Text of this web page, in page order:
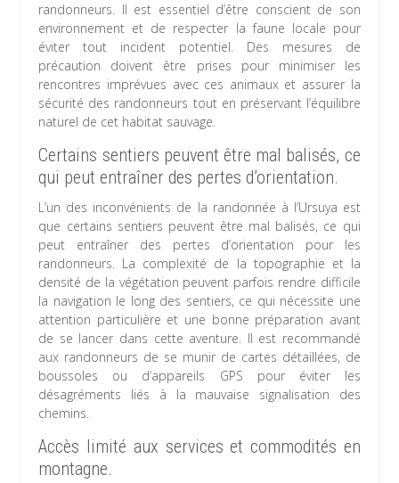
randonneurs. Il est essentiel d’être conscient de son
environnement et de respecter la faune locale pour
éviter tout incident potentiel. Des mesures de
précaution doivent être prises pour minimiser les
rencontres imprévues avec ces animaux et assurer la
sécurité des randonneurs tout en préservant l’équilibre
naturel de cet habitat sauvage.
Certains sentiers peuvent être mal balisés, ce
qui peut entraîner des pertes d’orientation.
L’un des inconvénients de la randonnée à l’Ursuya est
que certains sentiers peuvent être mal balisés, ce qui
peut entraîner des pertes d’orientation pour les
randonneurs. La complexité de la topographie et la
densité de la végétation peuvent parfois rendre difficile
la navigation le long des sentiers, ce qui nécessite une
attention particulière et une bonne préparation avant
de se lancer dans cette aventure. Il est recommandé
aux randonneurs de se munir de cartes détaillées, de
boussoles ou d’appareils GPS pour éviter les
désagréments liés à la mauvaise signalisation des
chemins.
Accès limité aux services et commodités en
montagne.